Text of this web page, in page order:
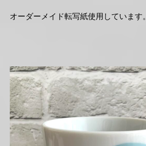
オーダーメイド転写紙使用しています。